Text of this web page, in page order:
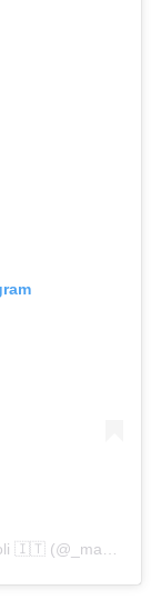
Una publicación compartida por Manuel Napoli 🇮🇹 (@_manuelnapoli)